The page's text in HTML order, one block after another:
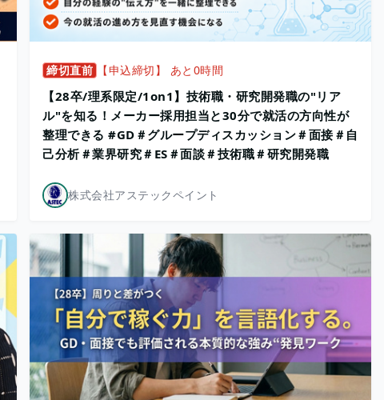
締切直前 【申込締切】 あと0時間
【28卒/理系限定/1on1】技術職・研究開発職の"リア
ル"を知る！メーカー採用担当と30分で就活の方向性が
整理できる #GD＃グループディスカッション＃面接＃自
己分析＃業界研究＃ES＃面談＃技術職＃研究開発職
株式会社アステックペイント